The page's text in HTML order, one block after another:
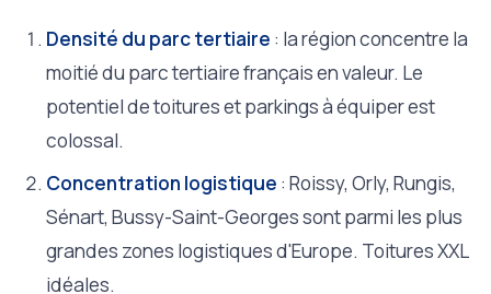
Densité du parc tertiaire : la région concentre la
moitié du parc tertiaire français en valeur. Le
potentiel de toitures et parkings à équiper est
colossal.
Concentration logistique : Roissy, Orly, Rungis,
Sénart, Bussy-Saint-Georges sont parmi les plus
grandes zones logistiques d'Europe. Toitures XXL
idéales.